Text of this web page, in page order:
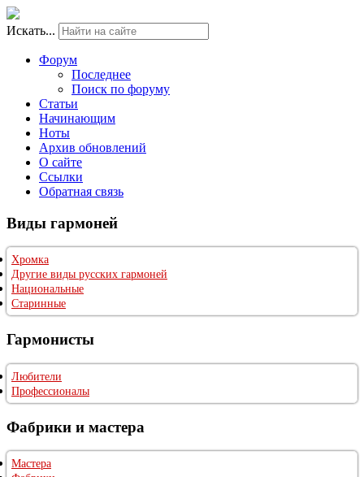
Искать...
Форум
Последнее
Поиск по форуму
Статьи
Начинающим
Ноты
Архив обновлений
О сайте
Ссылки
Обратная связь
Виды гармоней
Хромка
Другие виды русских гармоней
Национальные
Старинные
Гармонисты
Любители
Профессионалы
Фабрики и мастера
Мастера